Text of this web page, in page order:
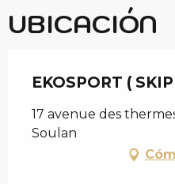
UBICACIÓN
EKOSPORT (
17 avenue des
Soulan